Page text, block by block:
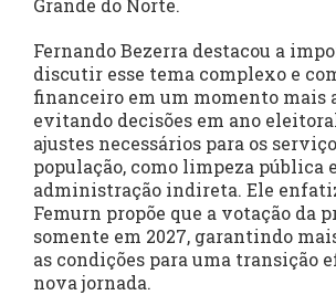
Grande do Norte.
Fernando Bezerra destacou a
discutir esse tema complexo e
financeiro em um momento mais
evitando decisões em ano
ajustes necessários para os
população, como limpeza pública e
administração indireta. Ele
Femurn propõe que a votação da
somente em 2027, garantindo
as condições para uma transição
nova jornada.